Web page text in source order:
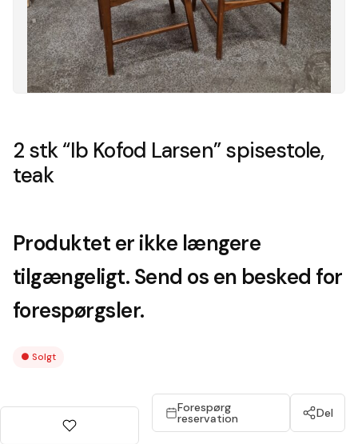
2 stk “Ib Kofod Larsen” spisestole,
teak
Produktet er ikke længere
tilgængeligt. Send os en besked for
forespørgsler.
● Solgt
Forespørg
reservation Del